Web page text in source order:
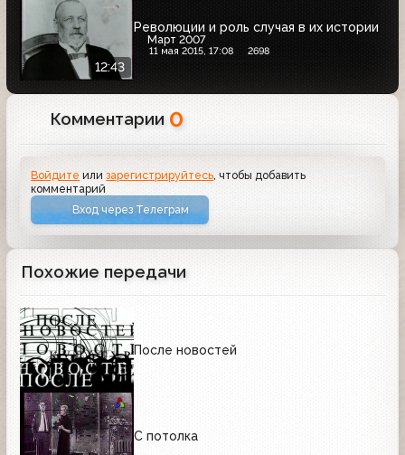
12:43
Революции и роль случая в их истории
Март 2007
11 мая 2015, 17:08 2698
Комментарии 0
Войдите илизарегистрируйтесь , чтобы добавить
комментарий
Вход через Телеграм
Похожие передачи
После новостей
С потолка